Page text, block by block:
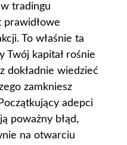
tradingu
prawidłowe
To właśnie ta
Twój kapitał rośnie
dokładnie wiedzieć
zamkniesz
adepci
poważny błąd,
na otwarciu